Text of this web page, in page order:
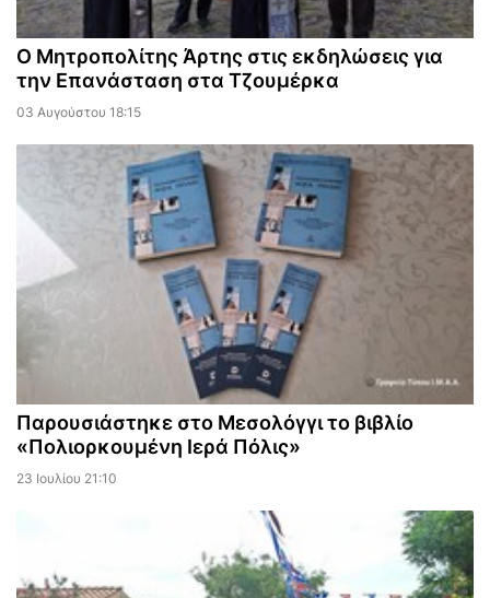
Ο Μητροπολίτης Άρτης στις εκδηλώσεις για
την Επανάσταση στα Τζουμέρκα
03 Αυγούστου 18:15
Παρουσιάστηκε στο Μεσολόγγι το βιβλίο
«Πολιορκουμένη Ιερά Πόλις»
23 Ιουλίου 21:10